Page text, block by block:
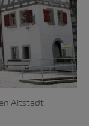
Altstadt